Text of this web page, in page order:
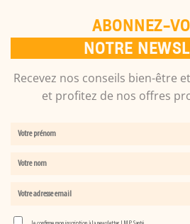
ABONNEZ-
NOTRE
Recevez nos conseils bien-être
et profitez de nos offres